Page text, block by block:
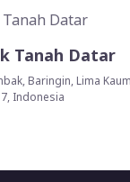
Tanah Datar
Baringin, Lima
Indonesia